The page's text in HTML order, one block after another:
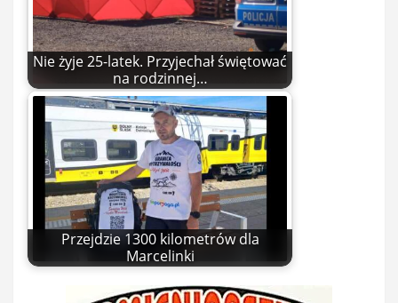
Nie żyje 25-latek. Przyjechał świętować
na rodzinnej…
Przejdzie 1300 kilometrów dla
Marcelinki